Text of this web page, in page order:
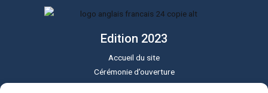
Edition 2023
Accueil du site
Cérémonie d’ouverture
Cérémonie de clôture